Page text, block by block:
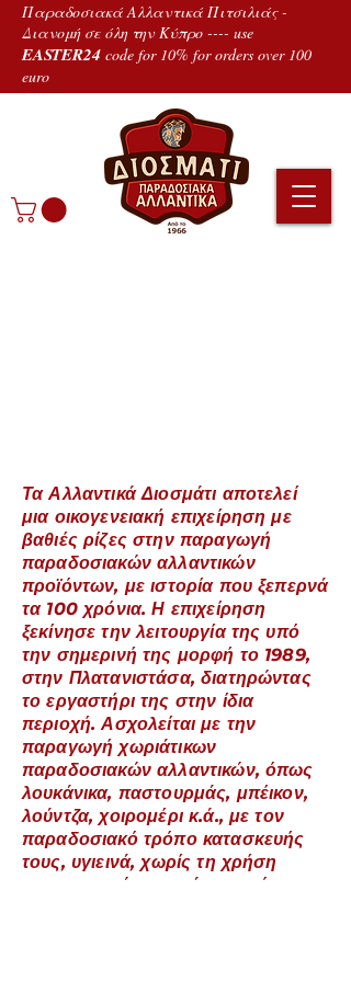
Παραδοσιακά Αλλαντικά Πιτσιλιάς -
Διανομή σε όλη την Κύπρο ---- use
EASTER24 code for 10% for orders over 100
euro
Τα Αλλαντικά Διοσμάτι αποτελεί
μια οικογενειακή επιχείρηση με
βαθιές ρίζες στην παραγωγή
παραδοσιακών αλλαντικών
προϊόντων, με ιστορία που ξεπερνά
τα 100 χρόνια. Η επιχείρηση
ξεκίνησε την λειτουργία της υπό
την σημερινή της μορφή το 1989,
στην Πλατανιστάσα, διατηρώντας
το εργαστήρι της στην ίδια
περιοχή. Ασχολείται με την
παραγωγή χωριάτικων
παραδοσιακών αλλαντικών, όπως
λουκάνικα, παστουρμάς, μπέικον,
λούντζα, χοιρομέρι κ.ά., με τον
παραδοσιακό τρόπο κατασκευής
τους, υγιεινά, χωρίς τη χρήση
συντηρητικών και πάντα υπό